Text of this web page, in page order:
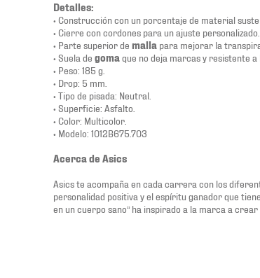
Detalles:
• Construcción con un porcentaje de material
• Cierre con cordones para un ajuste personalizado.
• Parte superior de malla para mejorar la
• Suela de goma que no deja marcas y resistente a
• Peso: 185 g.
• Drop: 5 mm.
• Tipo de pisada: Neutral.
• Superficie: Asfalto.
• Color: Multicolor.
• Modelo: 1012B675.703
Acerca de Asics
Asics te acompaña en cada carrera con los
personalidad positiva y el espíritu ganador que
en un cuerpo sano” ha inspirado a la marca a